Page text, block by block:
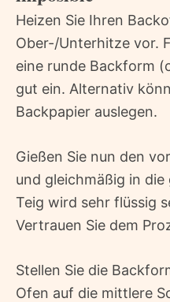
Heizen Sie Ihren
Ober-/Unterhitze vor.
eine runde Backform
gut ein. Alternativ
Backpapier auslegen.
Gießen Sie nun den
und gleichmäßig in
Teig wird sehr flüssig
Vertrauen Sie dem
Stellen Sie die
Ofen auf die mittlere